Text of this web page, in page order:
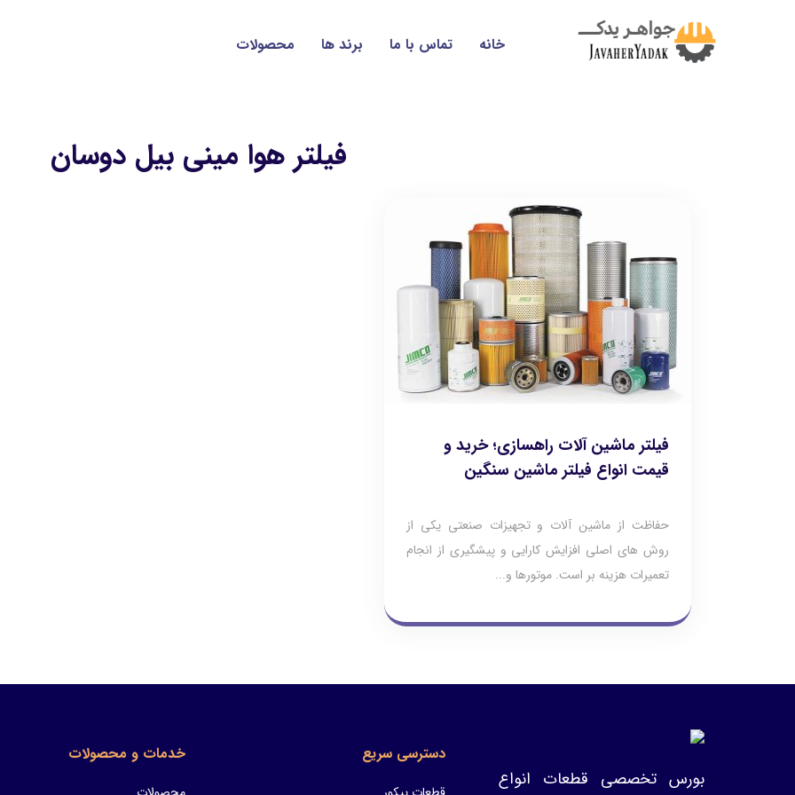
خانه تماس با ما برند ها محصولات
فیلتر هوا مینی بیل دوسان
فیلتر ماشین آلات راهسازی؛ خرید و
قیمت انواع فیلتر ماشین سنگین
حفاظت از ماشین آلات و تجهیزات صنعتی یکی از
روش های اصلی افزایش کارایی و پیشگیری از انجام
تعمیرات هزینه بر است. موتورها و...
بورس تخصصی قطعات انواع
دسترسی سریع خدمات و محصولات